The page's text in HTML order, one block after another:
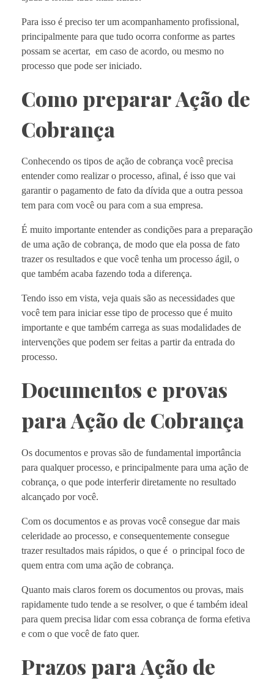
Para isso é preciso ter um acompanhamento profissional,
principalmente para que tudo ocorra conforme as partes
possam se acertar, em caso de acordo, ou mesmo no
processo que pode ser iniciado.
Como preparar Ação de
Cobrança
Conhecendo os tipos de ação de cobrança você precisa
entender como realizar o processo, afinal, é isso que vai
garantir o pagamento de fato da dívida que a outra pessoa
tem para com você ou para com a sua empresa.
É muito importante entender as condições para a preparação
de uma ação de cobrança, de modo que ela possa de fato
trazer os resultados e que você tenha um processo ágil, o
que também acaba fazendo toda a diferença.
Tendo isso em vista, veja quais são as necessidades que
você tem para iniciar esse tipo de processo que é muito
importante e que também carrega as suas modalidades de
intervenções que podem ser feitas a partir da entrada do
processo.
Documentos e provas
para Ação de Cobrança
Os documentos e provas são de fundamental importância
para qualquer processo, e principalmente para uma ação de
cobrança, o que pode interferir diretamente no resultado
alcançado por você.
Com os documentos e as provas você consegue dar mais
celeridade ao processo, e consequentemente consegue
trazer resultados mais rápidos, o que é o principal foco de
quem entra com uma ação de cobrança.
Quanto mais claros forem os documentos ou provas, mais
rapidamente tudo tende a se resolver, o que é também ideal
para quem precisa lidar com essa cobrança de forma efetiva
e com o que você de fato quer.
Prazos para Ação de